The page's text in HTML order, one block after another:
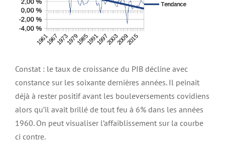
Constat : le taux de croissance du PIB décline avec
constance sur les soixante dernières années. Il peinait
déjà à rester positif avant les bouleversements covidiens
alors qu’il avait brillé de tout feu à 6% dans les années
1960. On peut visualiser l’affaiblissement sur la courbe
ci contre.